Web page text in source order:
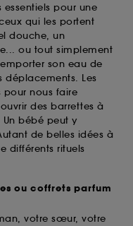
essentiels pour une
qui les portent
douche, un
ou tout simplement
son eau de
Les
pour nous faire
des barrettes à
bébé peut y
de belles idées à
différents rituels
ou coffrets parfum
votre sœur, votre
accepter".
de
pour les
personnelles
activité en ligne
cookies, cliques
pouvez à tout
Si vous
sur les cookies